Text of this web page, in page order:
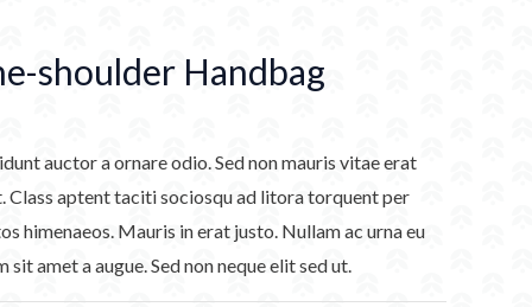
shoulder Handbag
auctor a ornare odio. Sed non mauris vitae erat
Class aptent taciti sociosqu ad litora torquent per
himenaeos. Mauris in erat justo. Nullam ac urna eu
amet a augue. Sed non neque elit sed ut.